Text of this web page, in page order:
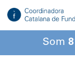
contingut
Som